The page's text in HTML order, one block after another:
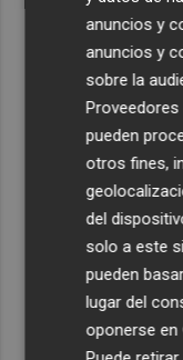
anuncios y
anuncios y
sobre la
pueden
otros fines,
del
solo a este
pueden
lugar del
oponerse en